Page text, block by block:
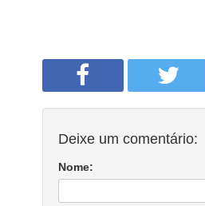
Deixe um comentário:
Nome: